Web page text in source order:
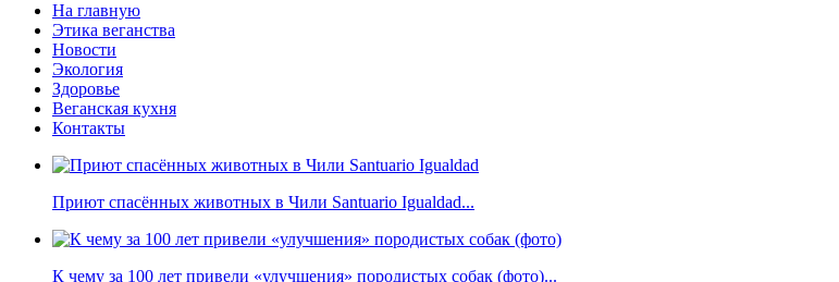
На главную
Этика веганства
Новости
Экология
Здоровье
Веганская кухня
Контакты
Приют спасённых животных в Чили Santuario Igualdad...
К чему за 100 лет привели «улучшения» породистых собак (фото)...